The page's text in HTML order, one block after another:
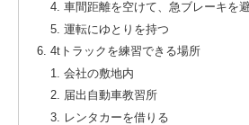
車間距離を空けて、急ブレーキを
運転にゆとりを持つ
4tトラックを練習できる場所
会社の敷地内
届出自動車教習所
レンタカーを借りる